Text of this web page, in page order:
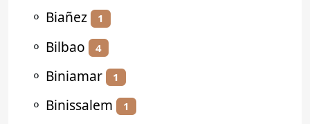
⚬ Biañez 1
⚬ Bilbao 4
⚬ Biniamar 1
⚬ Binissalem 1